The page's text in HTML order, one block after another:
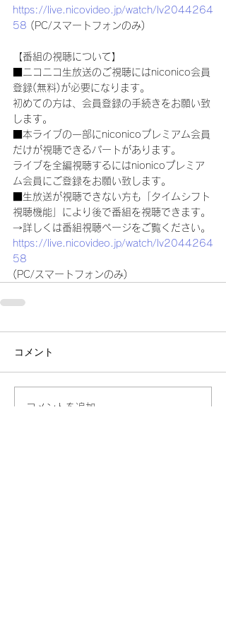
https://live.nicovideo.jp/watch/lv2044264
58 (PC/スマートフォンのみ)
【番組の視聴について】
■ニコニコ生放送のご視聴にはniconico会員
登録(無料)が必要になります。
初めての方は、会員登録の手続きをお願い致
します。
■本ライブの一部にniconicoプレミアム会員
だけが視聴できるパートがあります。
ライブを全編視聴するにはnionicoプレミア
ム会員にご登録をお願い致します。
■生放送が視聴できない方も「タイムシフト
視聴機能」により後で番組を視聴できます。
→詳しくは番組視聴ページをご覧ください。
https://live.nicovideo.jp/watch/lv2044264
58
(PC/スマートフォンのみ)
コメント
コメントを追加…